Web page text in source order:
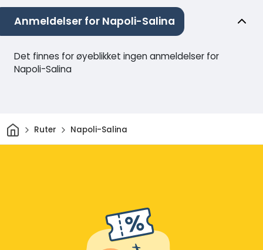
Anmeldelser for Napoli-Salina
Det finnes for øyeblikket ingen anmeldelser for
Napoli-Salina
HjemRuter Napoli-Salina